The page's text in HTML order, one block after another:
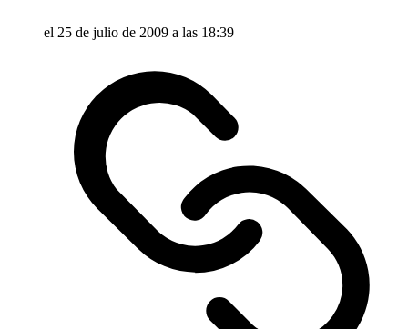
el 25 de julio de 2009 a las 18:39